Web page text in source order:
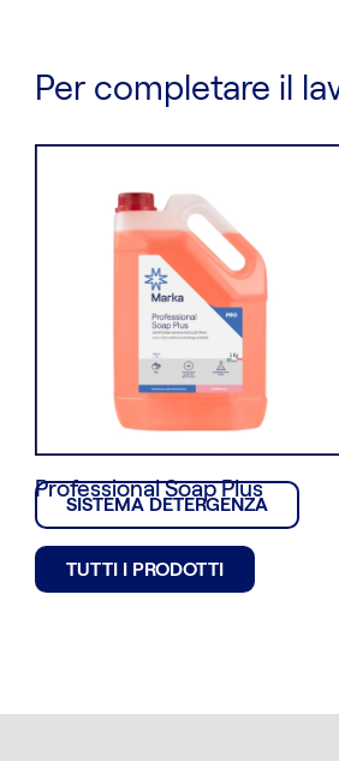
Per completare il
SISTEMA DETERGENZA
TUTTI I PRODOTTI
Professional Soap Plus